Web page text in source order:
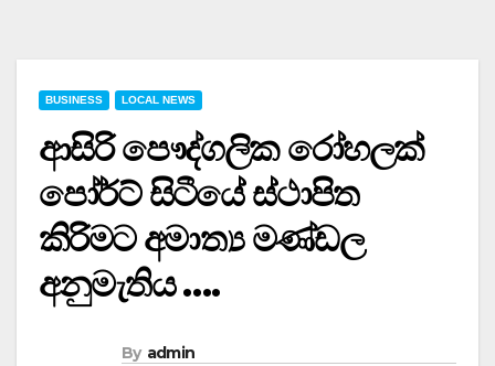
BUSINESS LOCAL NEWS
ආසිරි පෞද්ගලික රෝහලක්
පෝර්ට් සිටීයේ ස්ථාපිත
කිරිමට අමාත්‍ය මණ්ඩල
අනුමැතිය ….
By admin